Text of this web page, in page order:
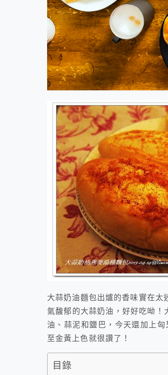
大蒜奶油麵包出爐的香味實在太
氣馥郁的大蒜奶油，好好吃呦
油、蒜泥和鹽巴，今天還加上
至金黃上色就很讚了！
目錄